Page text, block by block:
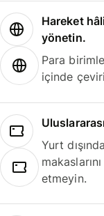
Hareket
yönetin.
Para
içinde
Yurt
etmeyin.